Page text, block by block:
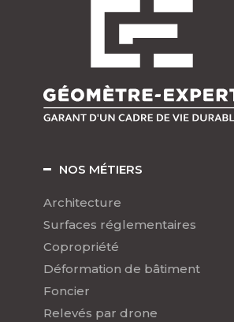
NOS MÉTIERS
Architecture
Surfaces réglementaires
Copropriété
Déformation de bâtiment
Foncier
Relevés par drone